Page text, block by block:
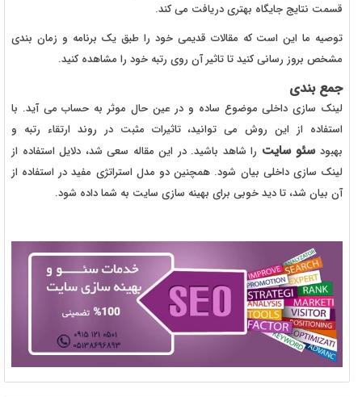
قسمت نتایج جایگاه بهتری دریافت می کند.
توصیه ما این است که مقالات قدیمی خود را طبق یک برنامه و زمان بندی
مشخص بروز رسانی کنید تا تاثیر آن روی رتبه خود را مشاهده کنید.
جمع بندی
لینک سازی داخلی موضوع ساده و در عین حال موثر به حساب می آید. با
استفاده از این روش می توانید، تاثیرات مثبت در روند ارتقاء رتبه و
بهبودسئو سایت را شاهد باشید. در این مقاله سعی شد، دلایل استفاده از
لینک سازی داخلی بیان شود. همچنین دو مدل استراتژی مفید در استفاده از
آن بیان شد، تا دید خوبی برای بهینه سازی سایت به شما داده شود.